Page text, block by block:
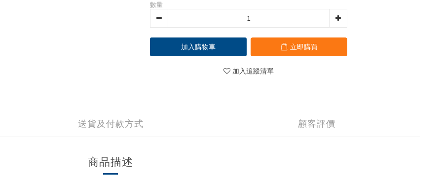
數量
加入購物車 立即購買
加入追蹤清單
送貨及付款方式 顧客評價
商品描述